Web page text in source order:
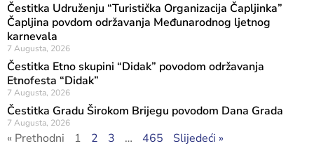
Čestitka Udruženju “Turistička Organizacija Čapljinka”
Čapljina povdom održavanja Međunarodnog ljetnog
karnevala
7 Augusta, 2026
Čestitka Etno skupini “Didak” povodom održavanja
Etnofesta “Didak”
7 Augusta, 2026
Čestitka Gradu Širokom Brijegu povodom Dana Grada
7 Augusta, 2026
« Prethodni 1 2 3 … 465 Slijedeći »